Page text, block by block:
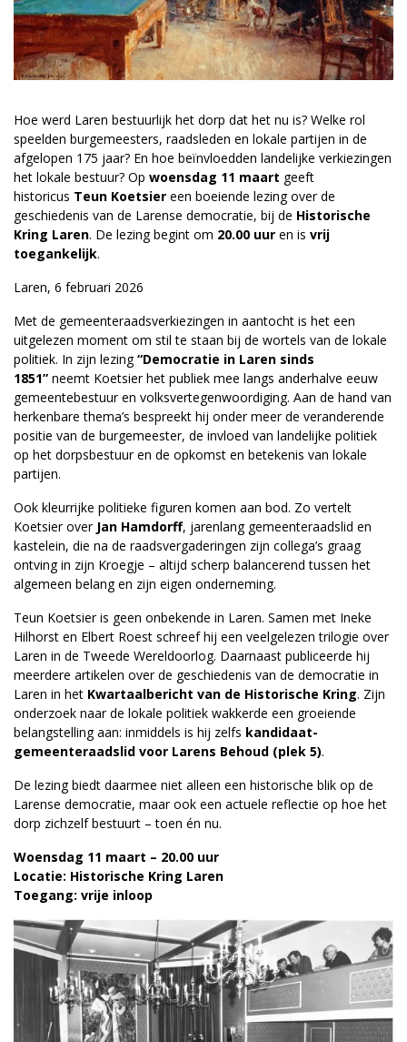
Hoe werd Laren bestuurlijk het dorp dat het nu is? Welke rol
speelden burgemeesters, raadsleden en lokale partijen in de
afgelopen 175 jaar? En hoe beïnvloedden landelijke verkiezingen
het lokale bestuur? Op woensdag 11 maart geeft
historicus Teun Koetsier een boeiende lezing over de
geschiedenis van de Larense democratie, bij de Historische
Kring Laren. De lezing begint om 20.00 uur en is vrij
toegankelijk.
Laren, 6 februari 2026
Met de gemeenteraadsverkiezingen in aantocht is het een
uitgelezen moment om stil te staan bij de wortels van de lokale
politiek. In zijn lezing“Democratie in Laren sinds
1851” neemt Koetsier het publiek mee langs anderhalve eeuw
gemeentebestuur en volksvertegenwoordiging. Aan de hand van
herkenbare thema’s bespreekt hij onder meer de veranderende
positie van de burgemeester, de invloed van landelijke politiek
op het dorpsbestuur en de opkomst en betekenis van lokale
partijen.
Ook kleurrijke politieke figuren komen aan bod. Zo vertelt
Koetsier over Jan Hamdorff, jarenlang gemeenteraadslid en
kastelein, die na de raadsvergaderingen zijn collega’s graag
ontving in zijn Kroegje – altijd scherp balancerend tussen het
algemeen belang en zijn eigen onderneming.
Teun Koetsier is geen onbekende in Laren. Samen met Ineke
Hilhorst en Elbert Roest schreef hij een veelgelezen trilogie over
Laren in de Tweede Wereldoorlog. Daarnaast publiceerde hij
meerdere artikelen over de geschiedenis van de democratie in
Laren in het Kwartaalbericht van de Historische Kring. Zijn
onderzoek naar de lokale politiek wakkerde een groeiende
belangstelling aan: inmiddels is hij zelfs kandidaat-
gemeenteraadslid voor Larens Behoud (plek 5).
De lezing biedt daarmee niet alleen een historische blik op de
Larense democratie, maar ook een actuele reflectie op hoe het
dorp zichzelf bestuurt – toen én nu.
Woensdag 11 maart – 20.00 uur
Locatie: Historische Kring Laren
Toegang: vrije inloop